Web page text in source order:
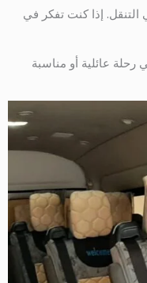
وراحة في التنقل. إذا كنت تفكر في
عائلية أو مناسبة